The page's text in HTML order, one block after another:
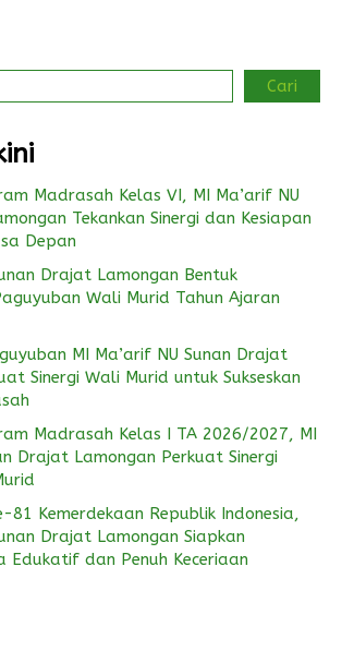
Cari
Madrasah Kelas VI, MI Ma’arif NU
Tekankan Sinergi dan Kesiapan
Depan
Drajat Lamongan Bentuk
Wali Murid Tahun Ajaran
MI Ma’arif NU Sunan Drajat
Sinergi Wali Murid untuk Sukseskan
Madrasah Kelas I TA 2026/2027, MI
Drajat Lamongan Perkuat Sinergi
81 Kemerdekaan Republik Indonesia,
Drajat Lamongan Siapkan
Edukatif dan Penuh Keceriaan